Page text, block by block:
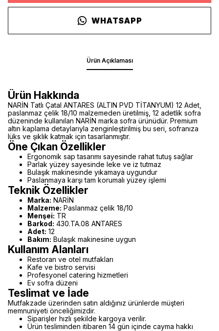
WHATSAPP
Ürün Açıklaması
Ürün Hakkında
NARİN Tatlı Çatal ANTARES (ALTIN PVD TİTANYUM) 12 Adet,
paslanmaz çelik 18/10 malzemeden üretilmiş, 12 adetlik sofra
düzeninde kullanılan NARİN marka sofra ürünüdür. Premium
altın kaplama detaylarıyla zenginleştirilmiş bu seri, sofranıza
lüks ve şıklık katmak için tasarlanmıştır.
Öne Çıkan Özellikler
Ergonomik sap tasarımı sayesinde rahat tutuş sağlar
Parlak yüzey sayesinde leke ve iz tutmaz
Bulaşık makinesinde yıkamaya uygundur
Paslanmaya karşı tam korumalı yüzey işlemi
Teknik Özellikler
Marka: NARİN
Malzeme: Paslanmaz çelik 18/10
Menşei: TR
Barkod: 430.TA.08 ANTARES
Adet: 12
Bakım: Bulaşık makinesine uygun
Kullanım Alanları
Restoran ve otel mutfakları
Kafe ve bistro servisi
Profesyonel catering hizmetleri
Ev sofra düzeni
Teslimat ve İade
Mutfakzade üzerinden satın aldığınız ürünlerde müşteri
memnuniyeti önceliğimizdir.
Siparişler hızlı şekilde kargoya verilir.
Ürün tesliminden itibaren 14 gün içinde cayma hakkı